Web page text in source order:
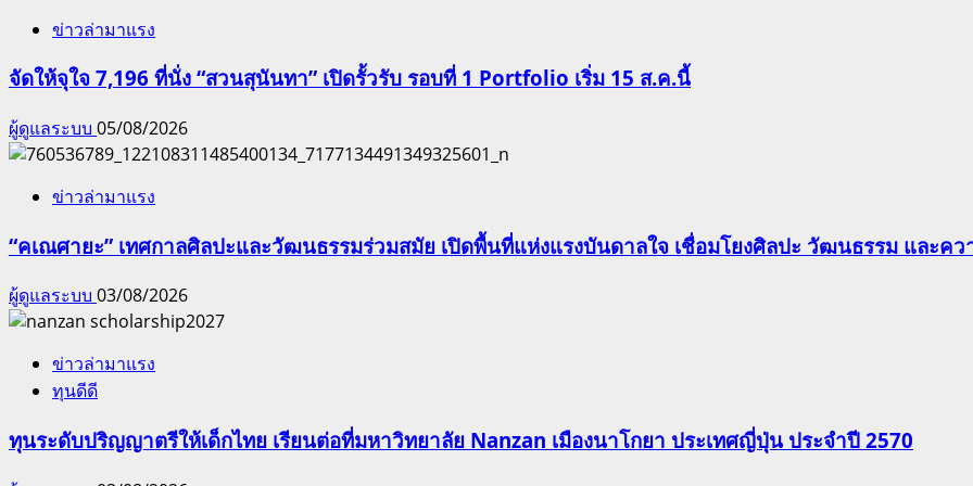
ข่าวล่ามาแรง
จัดให้จุใจ 7,196 ที่นั่ง “สวนสุนันทา” เปิดรั้วรับ รอบที่ 1 Portfolio เริ่ม 15 ส.ค.นี้
ผู้ดูแลระบบ 05/08/2026
ข่าวล่ามาแรง
“คเณศายะ” เทศกาลศิลปะและวัฒนธรรมร่วมสมัย เปิดพื้นที่แห่งแรงบันดาลใจ เชื่อมโยงศิลปะ วัฒนธรรม และค
ผู้ดูแลระบบ 03/08/2026
ข่าวล่ามาแรง
ทุนดีดี
ทุนระดับปริญญาตรีให้เด็กไทย เรียนต่อที่มหาวิทยาลัย Nanzan เมืองนาโกยา ประเทศญี่ปุ่น ประจำปี 2570